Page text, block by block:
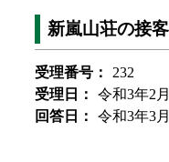
新嵐山荘の接
受理番号：
232
受理日：
令和3年2
回答日：
令和3年3